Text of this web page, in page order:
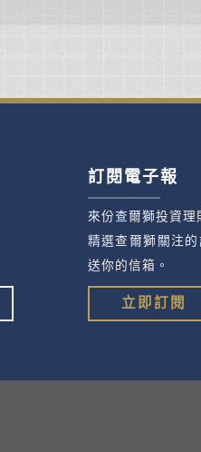
訂閱電子報
來份查爾獅投資理
精選查爾獅關注
送你的信箱。
立即訂閱